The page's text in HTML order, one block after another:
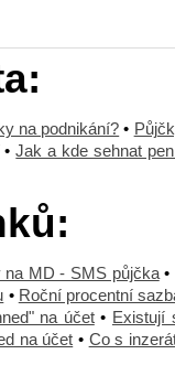
na podnikání? •
•Jak a kde sehnat
na MD - SMS půjčka•
• Roční procentní
na účet• Existují
na účet • Co s